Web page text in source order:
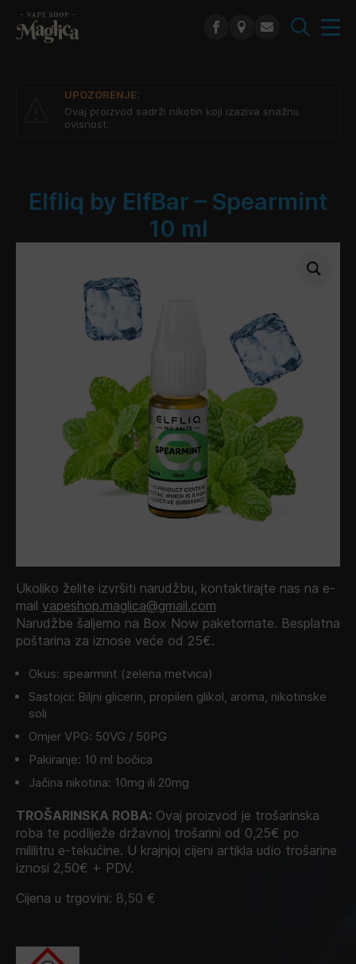
UPOZORENJE:
Ovaj proizvod sadrži nikotin koji izaziva snažnu
ovisnost.
Elfliq by ElfBar – Spearmint
10 ml
Ukoliko želite izvršiti narudžbu, kontaktirajte nas na e-
mail vapeshop.maglica@gmail.com
Narudžbe šaljemo na Box Now paketomate. Besplatna
poštarina za iznose veće od 25€.
Okus: spearmint (zelena metvica)
Sastojci: Biljni glicerin, propilen glikol, aroma, nikotinske
soli
Omjer VPG: 50VG / 50PG
Pakiranje: 10 ml bočica
Jačina nikotina: 10mg ili 20mg
TROŠARINSKA ROBA: Ovaj proizvod je trošarinska
roba te podliježe državnoj trošarini od 0,25€ po
mililitru e-tekućine. U krajnjoj cijeni artikla udio trošarine
iznosi 2,50€ + PDV.
Cijena u trgovini: 8,50 €